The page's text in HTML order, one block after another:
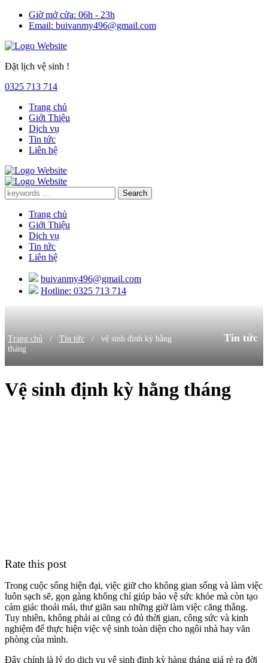
Giờ mở cửa: 06h - 23h
Email: buivanmy496@gmail.com
Đặt lịch vệ sinh !
0325 713 714
Trang chủ
Giới Thiệu
Dịch vụ
Tin tức
Liên hệ
Trang chủ
Giới Thiệu
Dịch vụ
Tin tức
Liên hệ
buivanmy496@gmail.com
Hotline: 0325 713 714
Trang chủ / Tin tức / vệ sinh định kỳ hằng
tháng
Tin tức
Vệ sinh định kỳ hằng tháng
Rate this post
Trong cuộc sống hiện đại, việc giữ cho không gian sống và làm việc
luôn sạch sẽ, gọn gàng không chỉ giúp bảo vệ sức khỏe mà còn tạo
cảm giác thoải mái, thư giãn sau những giờ làm việc căng thẳng.
Tuy nhiên, không phải ai cũng có đủ thời gian, công sức và kinh
nghiệm để thực hiện việc vệ sinh toàn diện cho ngôi nhà hay văn
phòng của mình.
Đây chính là lý do dịch vụ vệ sinh định kỳ hàng tháng giá rẻ ra đời